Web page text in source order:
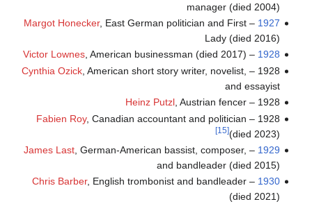
manager (died 2004)
1927
–
Margot Honecker, East German politician and First
Lady (died 2016)
1928
–
Victor Lownes, American businessman (died 2017)
1928 –
Cynthia Ozick, American short story writer, novelist,
and essayist
1928 –
Heinz Putzl, Austrian fencer
1928 –
Fabien Roy, Canadian accountant and politician
(died 2023)
[15]
1929
–
James Last, German-American bassist, composer,
and bandleader (died 2015)
1930
–
Chris Barber, English trombonist and bandleader
(died 2021)